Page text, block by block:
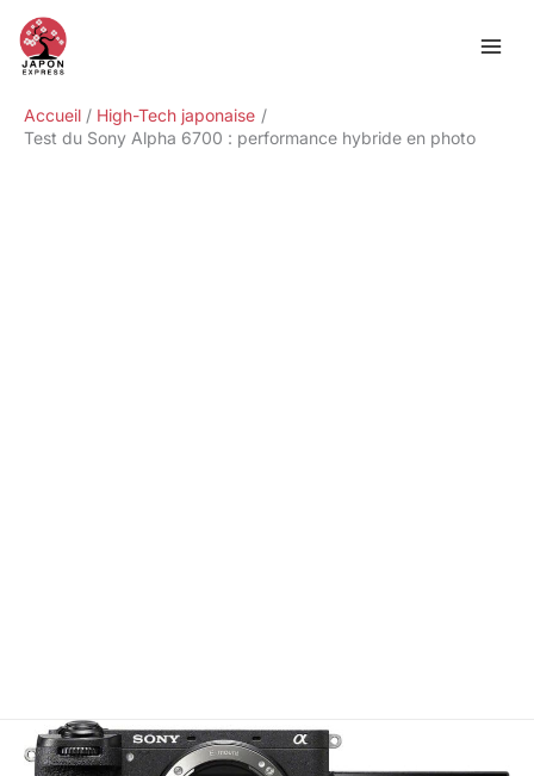
contenu
Accueil
High-Tech japonaise
Test du Sony Alpha 6700 : performance hybride en photo
Rechercher